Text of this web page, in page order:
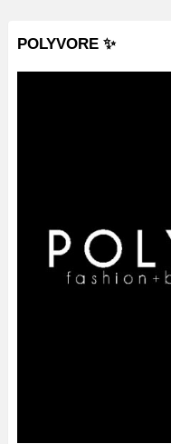
POLYVORE ✨